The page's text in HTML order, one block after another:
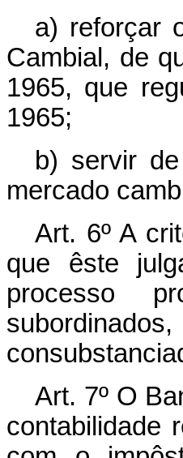
a) reforçar
Cambial, de
1965, que
1965;
b) servir
mercado
Art. 6º A
que êste
processo
Art. 7º O
contabilidade